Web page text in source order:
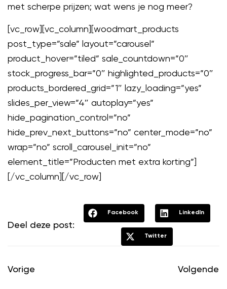
met scherpe prijzen; wat wens je nog meer?
[vc_row][vc_column][woodmart_products
post_type=”sale” layout=”carousel”
product_hover=”tiled” sale_countdown=”0″
stock_progress_bar=”0″ highlighted_products=”0″
products_bordered_grid=”1″ lazy_loading=”yes”
slides_per_view=”4″ autoplay=”yes”
hide_pagination_control=”no”
hide_prev_next_buttons=”no” center_mode=”no”
wrap=”no” scroll_carousel_init=”no”
element_title=”Producten met extra korting”]
[/vc_column][/vc_row]
Deel deze post:
Facebook LinkedIn
Twitter
Vorige Volgende